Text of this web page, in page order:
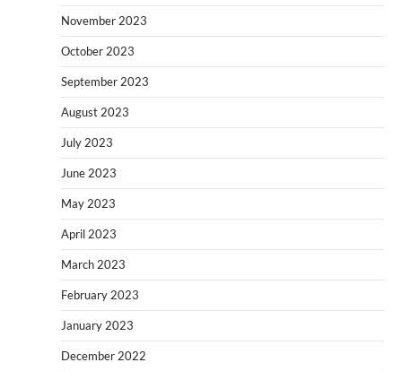
November 2023
October 2023
September 2023
August 2023
July 2023
June 2023
May 2023
April 2023
March 2023
February 2023
January 2023
December 2022